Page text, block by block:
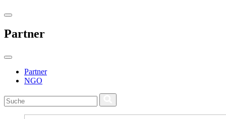
Partner
Partner
NGO